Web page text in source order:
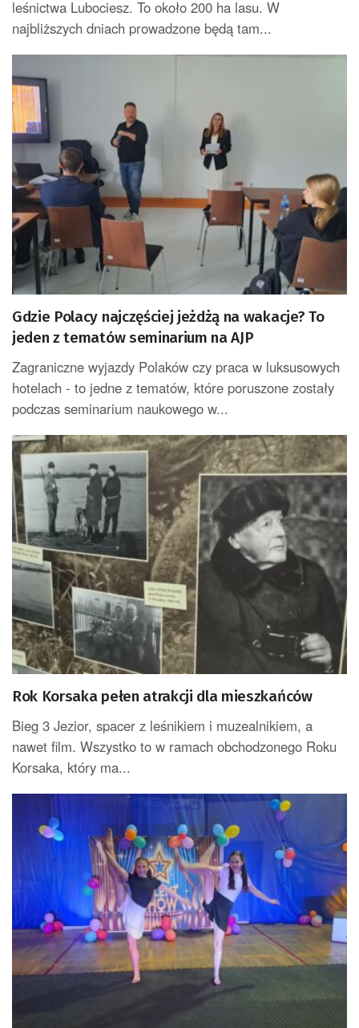
leśnictwa Lubociesz. To około 200 ha lasu. W
najbliższych dniach prowadzone będą tam...
Gdzie Polacy najczęściej jeżdżą na wakacje? To
jeden z tematów seminarium na AJP
Zagraniczne wyjazdy Polaków czy praca w luksusowych
hotelach - to jedne z tematów, które poruszone zostały
podczas seminarium naukowego w...
Rok Korsaka pełen atrakcji dla mieszkańców
Bieg 3 Jezior, spacer z leśnikiem i muzealnikiem, a
nawet film. Wszystko to w ramach obchodzonego Roku
Korsaka, który ma...